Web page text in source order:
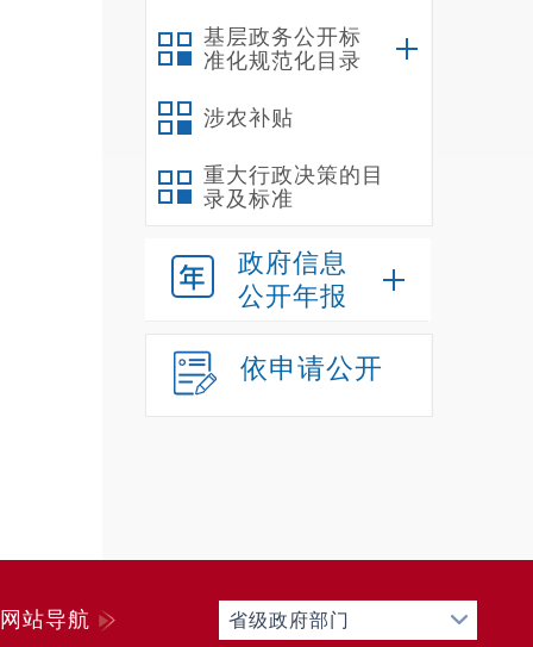
基层政务公开标
准化规范化目录
涉农补贴
重大行政决策的目
录及标准
政府信息
公开年报
依申请公开
网站导航 省级政府部门